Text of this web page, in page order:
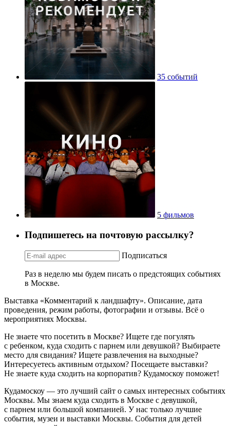
35 событий
5 фильмов
Подпишетесь на почтовую рассылку?
Подписаться
Раз в неделю мы будем писать о предстоящих событиях
в Москве.
Выставка «Комментарий к ландшафту». Описание, дата
проведения, режим работы, фотографии и отзывы. Всё о
мероприятиях Москвы.
Не знаете что посетить в Москве? Ищете где погулять
с ребенком, куда сходить с парнем или девушкой? Выбираете
место для свидания? Ищете развлечения на выходные?
Интересуетесь активным отдыхом? Посещаете выставки?
Не знаете куда сходить на корпоратив? Кудамоскоу поможет!
Кудамоскоу — это лучший сайт о самых интересных событиях
Москвы. Мы знаем куда сходить в Москве с девушкой,
с парнем или большой компанией. У нас только лучшие
события, музеи и выставки Москвы. События для детей